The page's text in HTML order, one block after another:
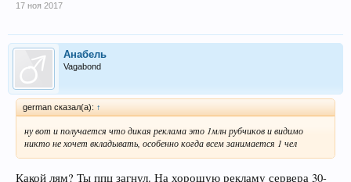
17 ноя 2017
Анабель
Vagabond
german сказал(а): ↑
ну вот и получается что дикая реклама это 1млн рубчиков и видимо
никто не хочет вкладывать, особенно когда всем занимается 1 чел
Какой лям? Ты ппц загнул. На хорошую рекламу сервера 30-